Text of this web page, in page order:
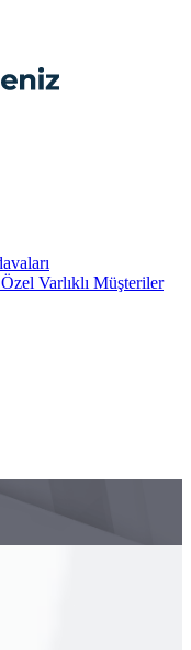
Varlıklı Müşteriler